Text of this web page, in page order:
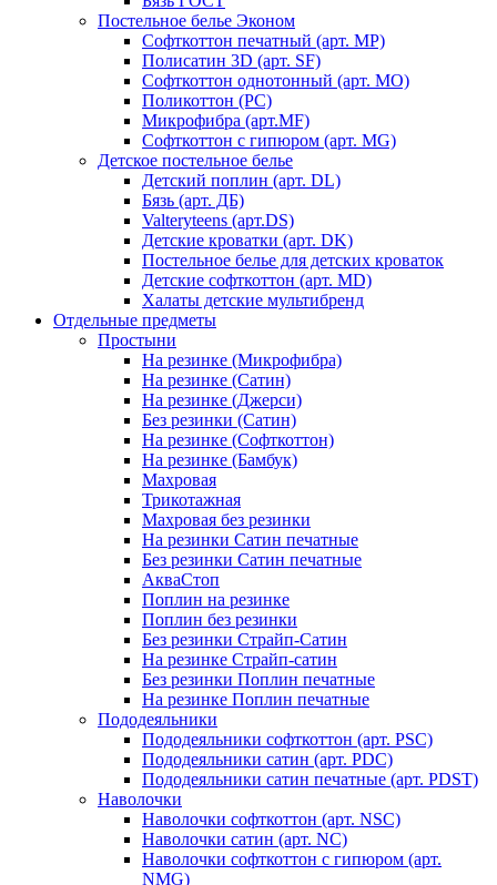
Постельное белье Эконом
Софткоттон печатный (арт. MР)
Полисатин 3D (арт. SF)
Софткоттон однотонный (арт. MO)
Поликоттон (PC)
Микрофибра (арт.MF)
Софткоттон с гипюром (арт. MG)
Детское постельное белье
Детский поплин (арт. DL)
Бязь (арт. ДБ)
Valteryteens (арт.DS)
Детские кроватки (арт. DK)
Постельное белье для детских кроваток
Детские софткоттон (арт. MD)
Халаты детские мультибренд
Отдельные предметы
Простыни
На резинке (Микрофибра)
На резинке (Сатин)
На резинке (Джерси)
Без резинки (Сатин)
На резинке (Софткоттон)
На резинке (Бамбук)
Махровая
Трикотажная
Махровая без резинки
На резинки Сатин печатные
Без резинки Сатин печатные
АкваСтоп
Поплин на резинке
Поплин без резинки
Без резинки Страйп-Сатин
На резинке Страйп-сатин
Без резинки Поплин печатные
На резинке Поплин печатные
Пододеяльники
Пододеяльники софткоттон (арт. PSC)
Пододеяльники сатин (арт. PDC)
Пододеяльники сатин печатные (арт. PDST)
Наволочки
Наволочки софткоттон (арт. NSC)
Наволочки сатин (арт. NC)
Наволочки софткоттон с гипюром (арт.
NMG)